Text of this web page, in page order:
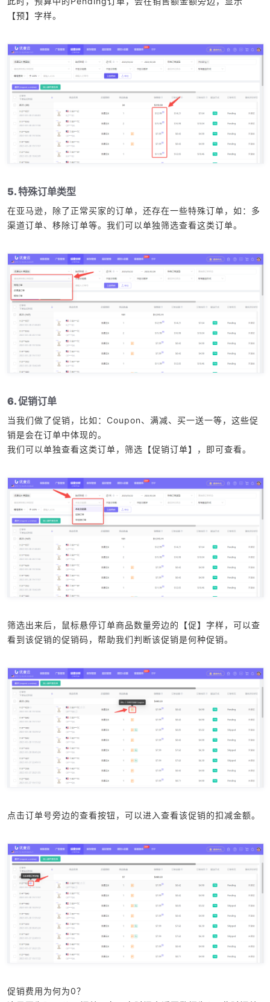
【预】字样。
5. 特殊订单类型
在亚马逊，除了正常买家的订单，还存在一些特殊订单，如：多
渠道订单、移除订单等。我们可以单独筛选查看这类订单。
6. 促销订单
当我们做了促销，比如：Coupon、满减、买一送一等，这些促
销是会在订单中体现的。
我们可以单独查看这类订单，筛选【促销订单】，即可查看。
筛选出来后，鼠标悬停订单商品数量旁边的【促】字样，可以查
看到该促销的促销码，帮助我们判断该促销是何种促销。
点击订单号旁边的查看按钮，可以进入查看该促销的扣减金额。
促销费用为何为0？